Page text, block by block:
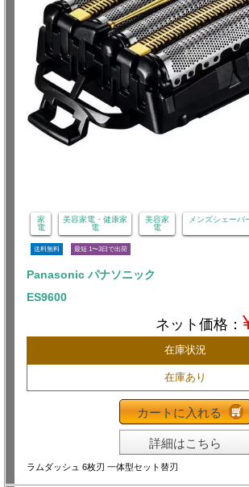
家
電
美容家電・健康家
電
美容家
電
メンズシェーバ
送料無料 最短 1〜3日で出荷
Panasonic パナソニック
ES9600
ネット価格：
在庫状況
在庫あり
カートに入れる
詳細はこちら
ラムダッシュ 6枚刃 一体型セット替刃